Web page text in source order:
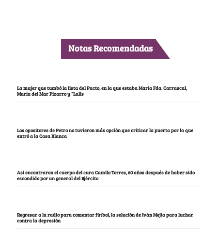
Notas Recomendadas
La mujer que tumbó la lista del Pacto, en la que estaba María Fda. Carrascal,
María del Mar Pizarro y “Lalis
Los opositores de Petro no tuvieron más opción que criticar la puerta por la que
entró a la Casa Blanca
Así encontraron el cuerpo del cura Camilo Torres, 60 años después de haber sido
escondido por un general del Ejército
Regresar a la radio para comentar fútbol, la solución de Iván Mejía para luchar
contra la depresión